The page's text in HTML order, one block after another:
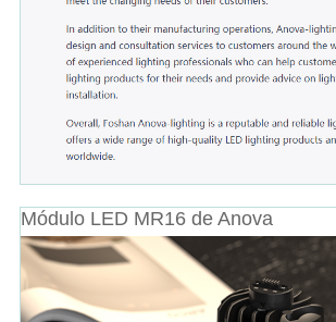
Módulo LED MR16 de Anova